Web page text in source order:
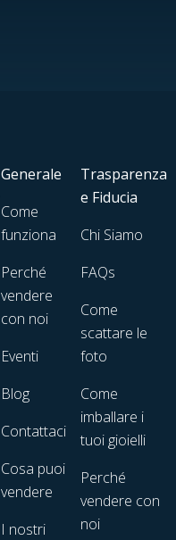
Generale
Come
funziona
Perché
vendere
con noi
Eventi
Blog
Contattaci
Cosa puoi
vendere
I nostri
Trasparenza
e Fiducia
Chi Siamo
FAQs
Come
scattare le
foto
Come
imballare i
tuoi gioielli
Perché
vendere con
noi